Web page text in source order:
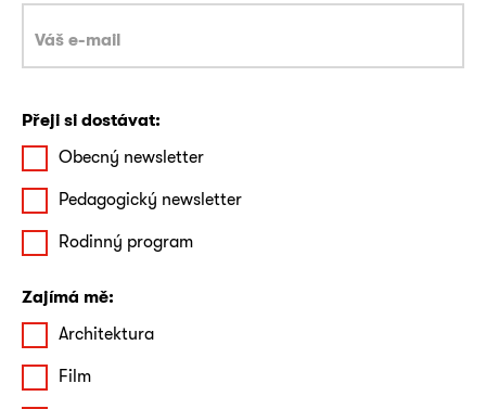
Přeji si dostávat:
Obecný newsletter
Pedagogický newsletter
Rodinný program
Zajímá mě:
Architektura
Film